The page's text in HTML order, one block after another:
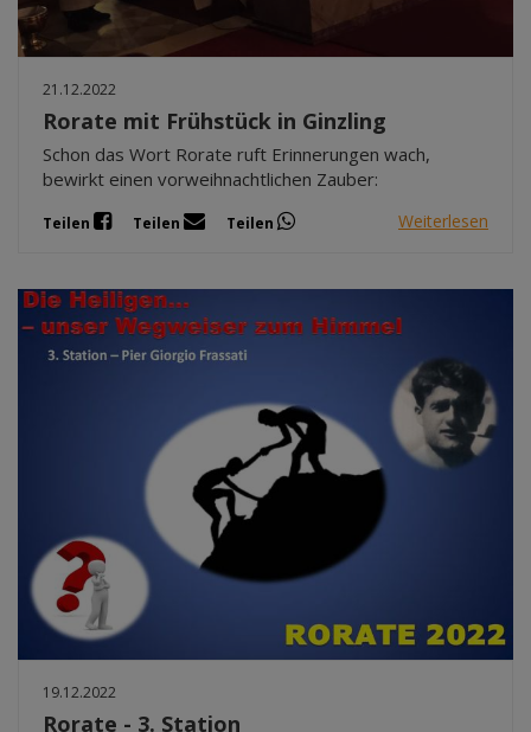
21.12.2022
Rorate mit Frühstück in Ginzling
Schon das Wort Rorate ruft Erinnerungen wach,
bewirkt einen vorweihnachtlichen Zauber:
Teilen Teilen Teilen Weiterlesen
19.12.2022
Rorate - 3. Station